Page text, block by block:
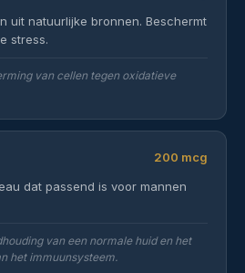
uit natuurlijke bronnen. Beschermt
stress.
van cellen tegen oxidatieve
200 mcg
dat passend is voor mannen
van een normale huid en het
het immuunsysteem.